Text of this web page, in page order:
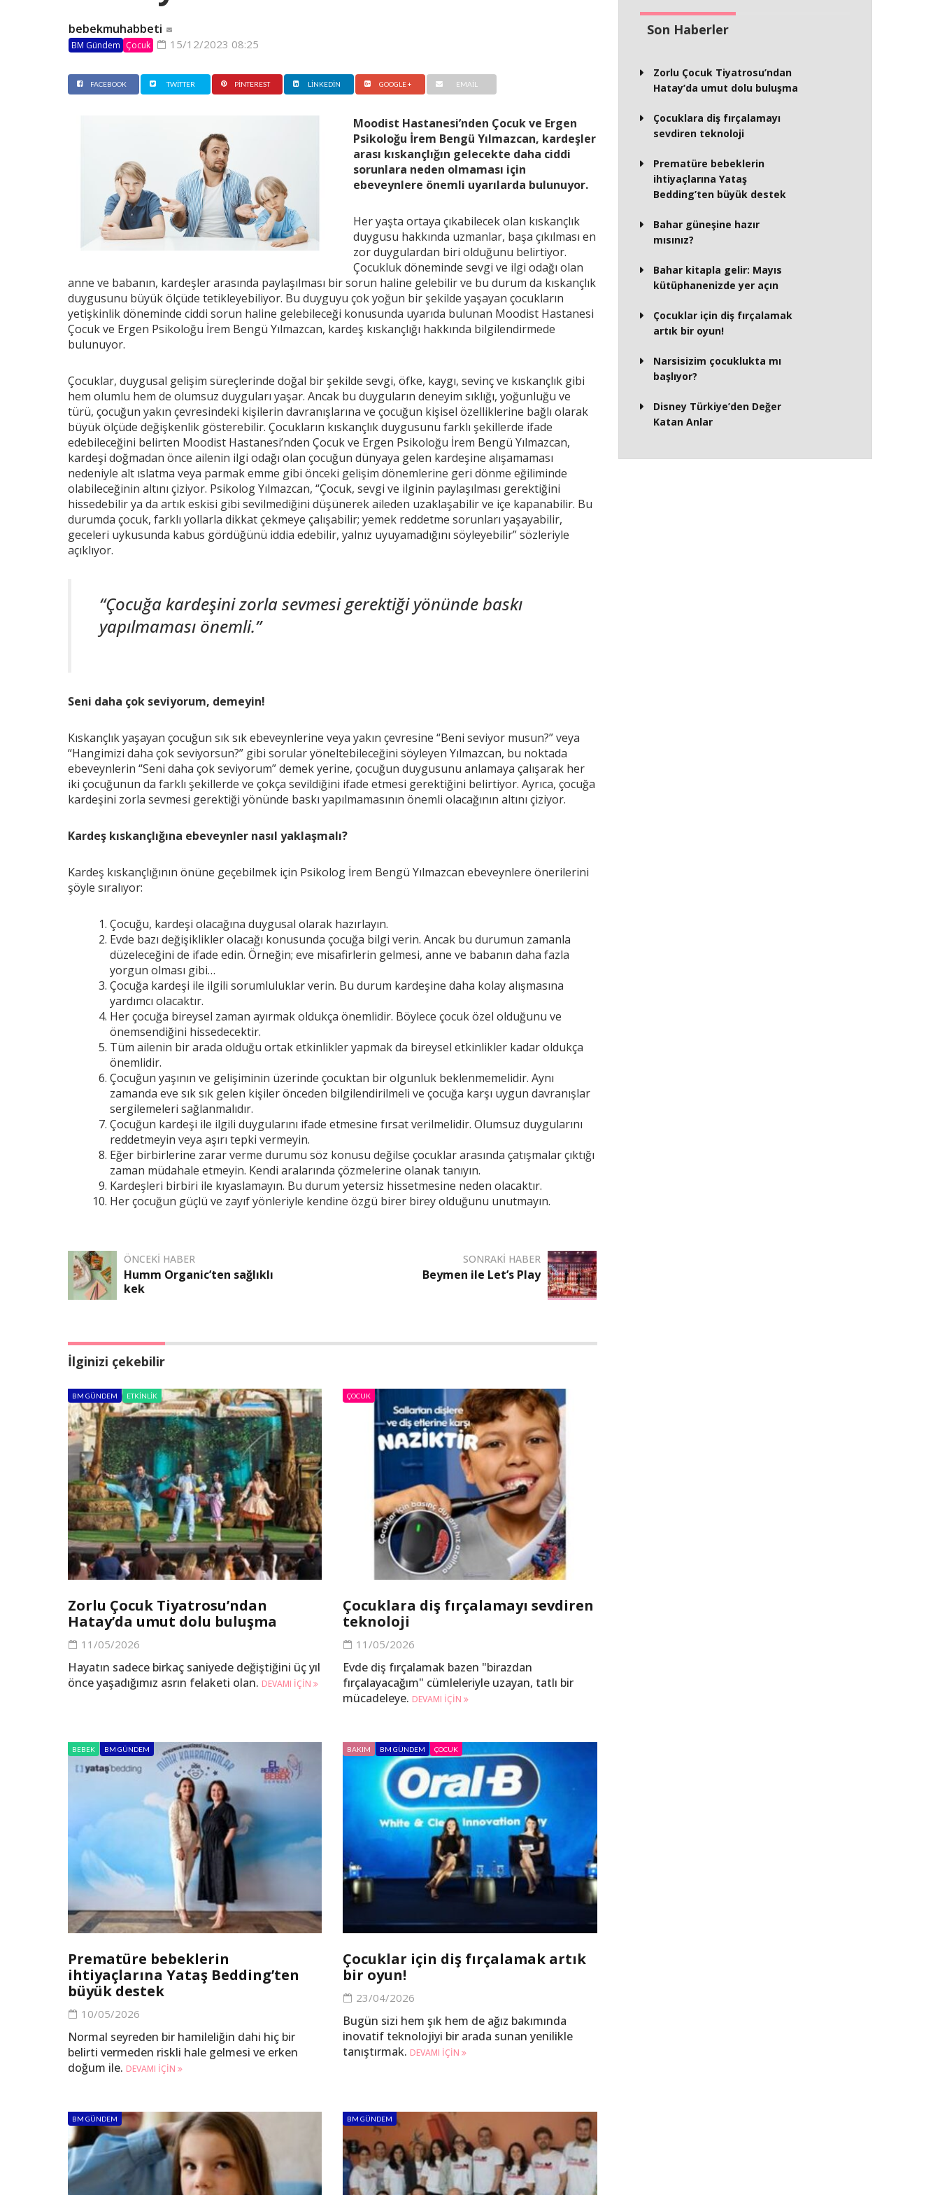
bebekmuhabbeti
BM Gündem Çocuk 15/12/2023 08:25
FACEBOOK TWITTER PINTEREST LINKEDIN GOOGLE + EMAIL
Moodist Hastanesi’nden Çocuk ve Ergen
Psikoloğu İrem Bengü Yılmazcan, kardeşler
arası kıskançlığın gelecekte daha ciddi
sorunlara neden olmaması için
ebeveynlere önemli uyarılarda bulunuyor.
Her yaşta ortaya çıkabilecek olan kıskançlık
duygusu hakkında uzmanlar, başa çıkılması en
zor duygulardan biri olduğunu belirtiyor.
Çocukluk döneminde sevgi ve ilgi odağı olan
anne ve babanın, kardeşler arasında paylaşılması bir sorun haline gelebilir ve bu durum da kıskançlık
duygusunu büyük ölçüde tetikleyebiliyor. Bu duyguyu çok yoğun bir şekilde yaşayan çocukların
yetişkinlik döneminde ciddi sorun haline gelebileceği konusunda uyarıda bulunan Moodist Hastanesi
Çocuk ve Ergen Psikoloğu İrem Bengü Yılmazcan, kardeş kıskançlığı hakkında bilgilendirmede
bulunuyor.
Çocuklar, duygusal gelişim süreçlerinde doğal bir şekilde sevgi, öfke, kaygı, sevinç ve kıskançlık gibi
hem olumlu hem de olumsuz duyguları yaşar. Ancak bu duyguların deneyim sıklığı, yoğunluğu ve
türü, çocuğun yakın çevresindeki kişilerin davranışlarına ve çocuğun kişisel özelliklerine bağlı olarak
büyük ölçüde değişkenlik gösterebilir. Çocukların kıskançlık duygusunu farklı şekillerde ifade
edebileceğini belirten Moodist Hastanesi’nden Çocuk ve Ergen Psikoloğu İrem Bengü Yılmazcan,
kardeşi doğmadan önce ailenin ilgi odağı olan çocuğun dünyaya gelen kardeşine alışamaması
nedeniyle alt ıslatma veya parmak emme gibi önceki gelişim dönemlerine geri dönme eğiliminde
olabileceğinin altını çiziyor. Psikolog Yılmazcan, “Çocuk, sevgi ve ilginin paylaşılması gerektiğini
hissedebilir ya da artık eskisi gibi sevilmediğini düşünerek aileden uzaklaşabilir ve içe kapanabilir. Bu
durumda çocuk, farklı yollarla dikkat çekmeye çalışabilir; yemek reddetme sorunları yaşayabilir,
geceleri uykusunda kabus gördüğünü iddia edebilir, yalnız uyuyamadığını söyleyebilir” sözleriyle
açıklıyor.
“Çocuğa kardeşini zorla sevmesi gerektiği yönünde baskı
yapılmaması önemli.”
Seni daha çok seviyorum, demeyin!
Kıskançlık yaşayan çocuğun sık sık ebeveynlerine veya yakın çevresine “Beni seviyor musun?” veya
“Hangimizi daha çok seviyorsun?” gibi sorular yöneltebileceğini söyleyen Yılmazcan, bu noktada
ebeveynlerin “Seni daha çok seviyorum” demek yerine, çocuğun duygusunu anlamaya çalışarak her
iki çocuğunun da farklı şekillerde ve çokça sevildiğini ifade etmesi gerektiğini belirtiyor. Ayrıca, çocuğa
kardeşini zorla sevmesi gerektiği yönünde baskı yapılmamasının önemli olacağının altını çiziyor.
Kardeş kıskançlığına ebeveynler nasıl yaklaşmalı?
Kardeş kıskançlığının önüne geçebilmek için Psikolog İrem Bengü Yılmazcan ebeveynlere önerilerini
şöyle sıralıyor:
Çocuğu, kardeşi olacağına duygusal olarak hazırlayın.
Evde bazı değişiklikler olacağı konusunda çocuğa bilgi verin. Ancak bu durumun zamanla
düzeleceğini de ifade edin. Örneğin; eve misafirlerin gelmesi, anne ve babanın daha fazla
yorgun olması gibi…
Çocuğa kardeşi ile ilgili sorumluluklar verin. Bu durum kardeşine daha kolay alışmasına
yardımcı olacaktır.
Her çocuğa bireysel zaman ayırmak oldukça önemlidir. Böylece çocuk özel olduğunu ve
önemsendiğini hissedecektir.
Tüm ailenin bir arada olduğu ortak etkinlikler yapmak da bireysel etkinlikler kadar oldukça
önemlidir.
Çocuğun yaşının ve gelişiminin üzerinde çocuktan bir olgunluk beklenmemelidir. Aynı
zamanda eve sık sık gelen kişiler önceden bilgilendirilmeli ve çocuğa karşı uygun davranışlar
sergilemeleri sağlanmalıdır.
Çocuğun kardeşi ile ilgili duygularını ifade etmesine fırsat verilmelidir. Olumsuz duygularını
reddetmeyin veya aşırı tepki vermeyin.
Eğer birbirlerine zarar verme durumu söz konusu değilse çocuklar arasında çatışmalar çıktığı
zaman müdahale etmeyin. Kendi aralarında çözmelerine olanak tanıyın.
Kardeşleri birbiri ile kıyaslamayın. Bu durum yetersiz hissetmesine neden olacaktır.
Her çocuğun güçlü ve zayıf yönleriyle kendine özgü birer birey olduğunu unutmayın.
ÖNCEKI HABER
Humm Organic’ten sağlıklı
kek
SONRAKI HABER
Beymen ile Let’s Play
İlginizi çekebilir
BM GÜNDEM ETKINLIK
Zorlu Çocuk Tiyatrosu’ndan
Hatay’da umut dolu buluşma
11/05/2026
Hayatın sadece birkaç saniyede değiştiğini üç yıl
önce yaşadığımız asrın felaketi olan. DEVAMI IÇIN
ÇOCUK
Çocuklara diş fırçalamayı sevdiren
teknoloji
11/05/2026
Evde diş fırçalamak bazen "birazdan
fırçalayacağım" cümleleriyle uzayan, tatlı bir
mücadeleye. DEVAMI IÇIN
BEBEK BM GÜNDEM
Prematüre bebeklerin
ihtiyaçlarına Yataş Bedding’ten
büyük destek
10/05/2026
Normal seyreden bir hamileliğin dahi hiç bir
belirti vermeden riskli hale gelmesi ve erken
doğum ile. DEVAMI IÇIN
BAKIM BM GÜNDEM ÇOCUK
Çocuklar için diş fırçalamak artık
bir oyun!
23/04/2026
Bugün sizi hem şık hem de ağız bakımında
inovatif teknolojiyi bir arada sunan yenilikle
tanıştırmak. DEVAMI IÇIN
BM GÜNDEM BM GÜNDEM
Son Haberler
Zorlu Çocuk Tiyatrosu’ndan
Hatay’da umut dolu buluşma
Çocuklara diş fırçalamayı
sevdiren teknoloji
Prematüre bebeklerin
ihtiyaçlarına Yataş
Bedding’ten büyük destek
Bahar güneşine hazır
mısınız?
Bahar kitapla gelir: Mayıs
kütüphanenizde yer açın
Çocuklar için diş fırçalamak
artık bir oyun!
Narsisizim çocuklukta mı
başlıyor?
Disney Türkiye’den Değer
Katan Anlar